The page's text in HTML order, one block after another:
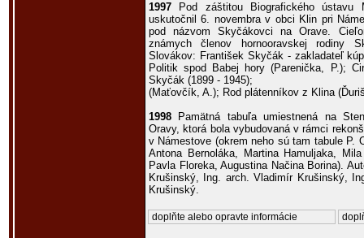
1997 Pod záštitou Biografického
uskutočnil 6. novembra v obci Klin pri
pod názvom Skyčákovci na Orave.
známych členov hornooravskej rodiny
Slovákov: František Skyčák - zakladateľ
Politik spod Babej hory (Parenička, P.);
Skyčák (1899 - 1945);
(Maťovčík, A.); Rod plátenníkov z Klina
1998 Pamätná tabuľa umiestnená na
Oravy, ktorá bola vybudovaná v rámci
v Námestove (okrem neho sú tam tabule P.
Antona Bernoláka, Martina Hamuljaka,
Pavla Floreka, Augustina Načina Borina).
Krušinský, Ing. arch. Vladimír Krušinský,
Krušinský.
doplňte alebo opravte informácie